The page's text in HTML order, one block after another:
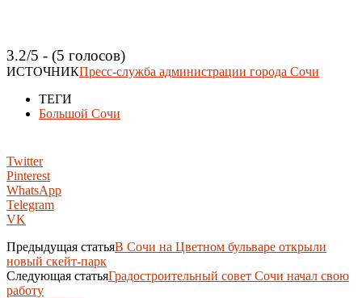
3.2/5 - (5 голосов)
ИСТОЧНИКПресс-служба администрации города Сочи
ТЕГИ
Большой Сочи
Twitter
Pinterest
WhatsApp
Telegram
VK
Предыдущая статьяВ Сочи на Цветном бульваре открыли
новый скейт-парк
Следующая статьяГрадостроительный совет Сочи начал свою
работу